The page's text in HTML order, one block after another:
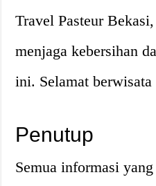
Travel Pasteur
menjaga kebersihan
ini. Selamat berwisata
Penutup
Semua informasi